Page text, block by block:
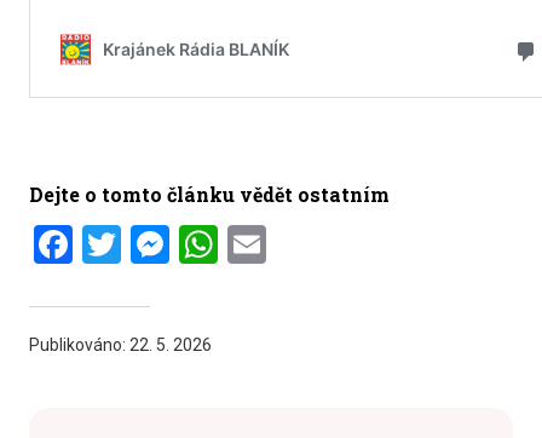
Dejte o tomto článku vědět ostatním
Facebook
Twitter
Messenger
WhatsApp
Publikováno: 22. 5. 2026